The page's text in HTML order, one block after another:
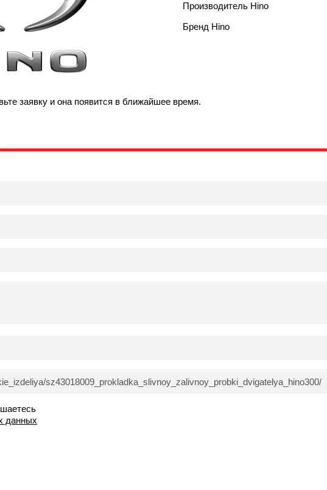
Производитель Hino
Бренд Hino
заявку и она появится в ближайшее время.
данных